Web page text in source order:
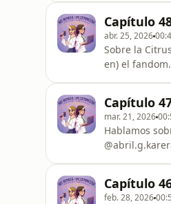
Capítulo
abr. 25, 2026
Sobre la
en) el
Capítulo
mar. 21, 2026
Hablamos
Capítulo
feb. 28, 2026